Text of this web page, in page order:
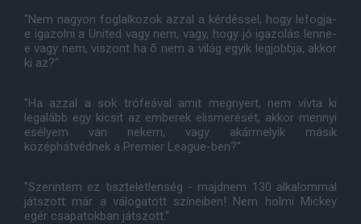
"Nem nagyon foglalkozok azzal a kérdéssel, hogy lefogja-
e igazolni a United vagy nem, vagy, hogy jó igazolás lenne-
e vagy nem, viszont ha õ nem a világ egyik legjobbja, akkor
ki az?"
"Ha azzal a sok trófeával amit megnyert, nem vívta ki
legalább egy kicsit az emberek elismerését, akkor mennyi
esélyem van nekem, vagy akármelyik másik
középhátvédnek a Premier League-ben?"
"Szerintem ez tiszteletlenség - majdnem 130 alkalommal
játszott már a válogatott színeiben! Nem holmi Mickey
egér csapatokban játszott."